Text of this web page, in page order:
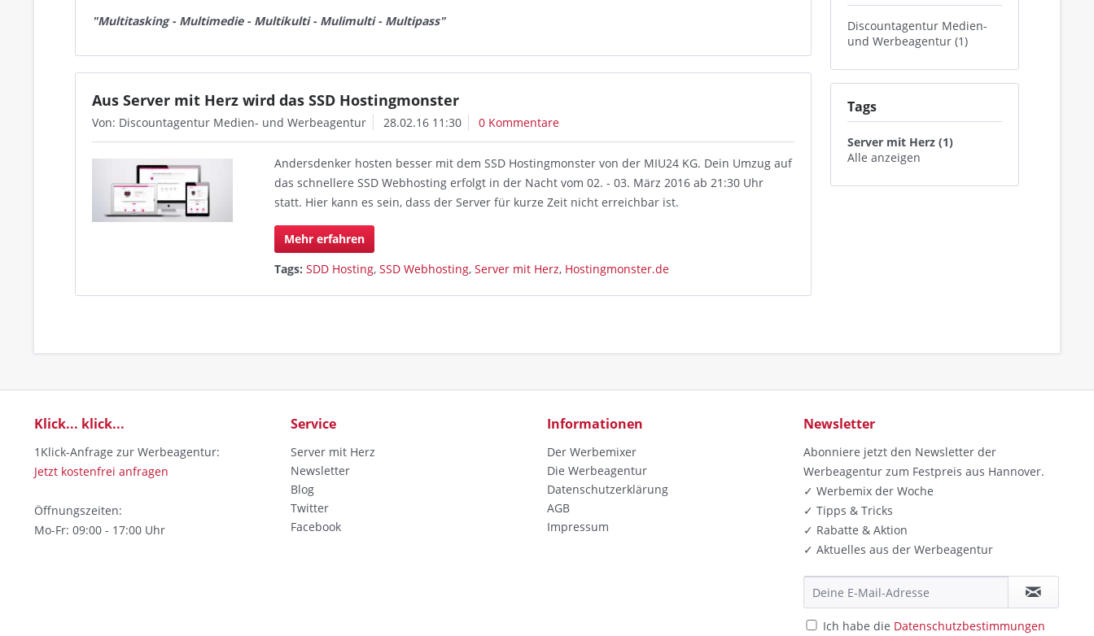
Discountagentur Medien-
und Werbeagentur (1)
Tags
Server mit Herz (1)
Alle anzeigen
"Multitasking - Multimedie - Multikulti - Mulimulti - Multipass"
Aus Server mit Herz wird das SSD Hostingmonster
Von: Discountagentur Medien- und Werbeagentur 28.02.16 11:30 0 Kommentare
Andersdenker hosten besser mit dem SSD Hostingmonster von der MIU24 KG. Dein Umzug auf
das schnellere SSD Webhosting erfolgt in der Nacht vom 02. - 03. März 2016 ab 21:30 Uhr
statt. Hier kann es sein, dass der Server für kurze Zeit nicht erreichbar ist.
Mehr erfahren
Tags: SDD Hosting,SSD Webhosting,Server mit Herz, Hostingmonster.de
Klick... klick...
1Klick-Anfrage zur Werbeagentur:
Jetzt kostenfrei anfragen
Öffnungszeiten:
Mo-Fr: 09:00 - 17:00 Uhr
Service
Server mit Herz
Newsletter
Blog
Twitter
Facebook
Informationen
Der Werbemixer
Die Werbeagentur
Datenschutzerklärung
AGB
Impressum
Newsletter
Abonniere jetzt den Newsletter der
Werbeagentur zum Festpreis aus Hannover.
✓ Werbemix der Woche
✓ Tipps & Tricks
✓ Rabatte & Aktion
✓ Aktuelles aus der Werbeagentur
Ich habe die Datenschutzbestimmungen